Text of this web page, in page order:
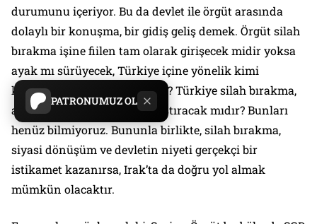
PATRONUMUZ OL
durumunu içeriyor. Bu da devlet ile örgüt arasında
dolaylı bir konuşma, bir gidiş geliş demek. Örgüt silah
bırakma işine fiilen tam olarak girişecek midir yoksa
ayak mı sürüyecek, Türkiye içine yönelik kimi
koşullar, adımlar isteyecektir? Türkiye silah bırakma,
af, entegrasyon işini kolaylaştıracak mıdır? Bunları
henüz bilmiyoruz. Bununla birlikte, silah bırakma,
siyasi dönüşüm ve devletin niyeti gerçekçi bir
istikamet kazanırsa, Irak’ta da doğru yol almak
mümkün olacaktır.